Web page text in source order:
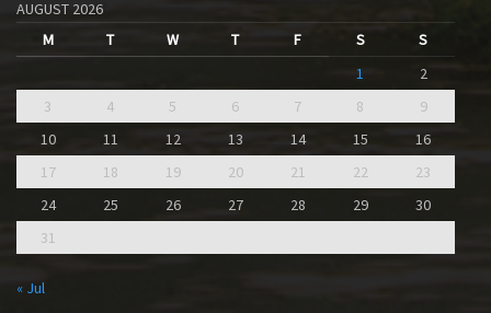
AUGUST 2026
M
T W T F S
S
1
2
3
4 5 6 7 8
9
10
11 12 13 14 15
16
17
18 19 20 21 22
23
24
25 26 27 28 29
30
31
« Jul